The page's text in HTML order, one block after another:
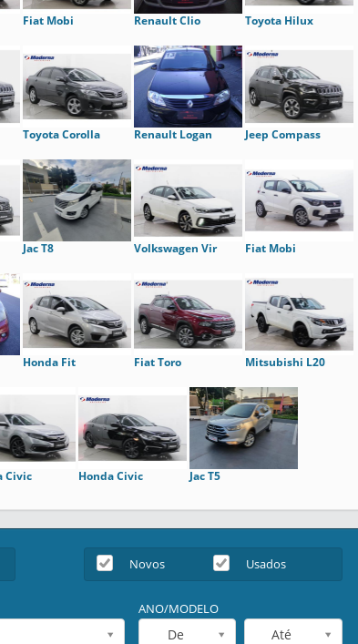
Fiat Mobi Renault Clio Toyota Hilux
Toyota Corolla Renault Logan Jeep Compass
Jac T8 Volkswagen Vir Fiat Mobi
Honda Fit Fiat Toro Mitsubishi L20
Civic Honda Civic Jac T5
Novos Usados
ANO/MODELO
De Até